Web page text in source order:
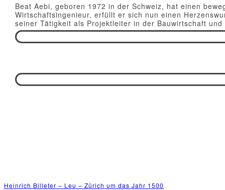
Beat Aebi, geboren 1972 in der Schweiz, hat einen
Wirtschaftsingenieur, erfüllt er sich nun einen
seiner Tätigkeit als Projektleiter in der Bauwirtschaft
Heinrich Billeter – Leu – Zürich um das Jahr 1500